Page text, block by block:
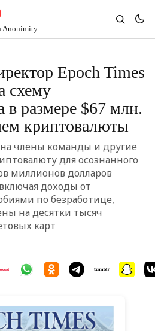
Anonimity
Epoch Times
схему
в размере $67 млн.
криптовалюты
члены команды и другие
для осознанного
миллионов долларов
доходы от
по безработице,
на десятки тысяч
карт